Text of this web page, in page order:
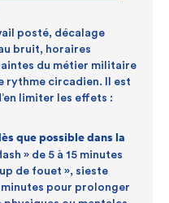
posté, décalage
bruit, horaires
du métier militaire
rythme circadien. Il est
limiter les effets :
que possible dans la
» de 5 à 15 minutes
de fouet », sieste
pour prolonger